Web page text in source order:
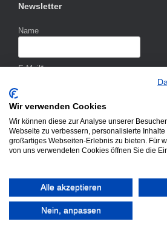
Newsletter
Name
E-Mail*
Wir verwenden Cookies
Wir können diese zur Analyse unserer
Webseite zu verbessern, personalisierte
großartiges Webseiten-Erlebnis zu bieten. Für
von uns verwendeten Cookies öffnen Sie die
Alle akzeptieren
Nein, anpassen